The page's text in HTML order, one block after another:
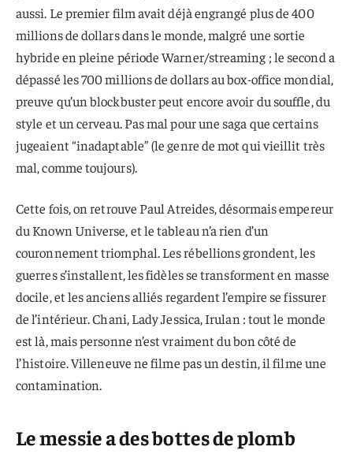
aussi. Le premier film avait déjà engrangé plus de 400
millions de dollars dans le monde, malgré une sortie
hybride en pleine période Warner/streaming ; le second a
dépassé les 700 millions de dollars au box-office mondial,
preuve qu’un blockbuster peut encore avoir du souffle, du
style et un cerveau. Pas mal pour une saga que certains
jugeaient “inadaptable” (le genre de mot qui vieillit très
mal, comme toujours).
Cette fois, on retrouve Paul Atreides, désormais empereur
du Known Universe, et le tableau n’a rien d’un
couronnement triomphal. Les rébellions grondent, les
guerres s’installent, les fidèles se transforment en masse
docile, et les anciens alliés regardent l’empire se fissurer
de l’intérieur. Chani, Lady Jessica, Irulan : tout le monde
est là, mais personne n’est vraiment du bon côté de
l’histoire. Villeneuve ne filme pas un destin, il filme une
contamination.
Le messie a des bottes de plomb